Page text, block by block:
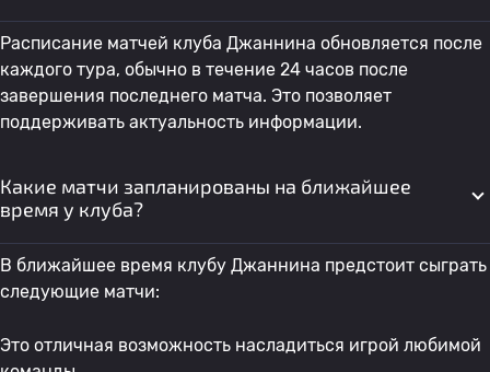
Расписание матчей клуба Джаннина обновляется после
каждого тура, обычно в течение 24 часов после
завершения последнего матча. Это позволяет
поддерживать актуальность информации.
Какие матчи запланированы на ближайшее
время у клуба?
В ближайшее время клубу Джаннина предстоит сыграть
следующие матчи:
Это отличная возможность насладиться игрой любимой